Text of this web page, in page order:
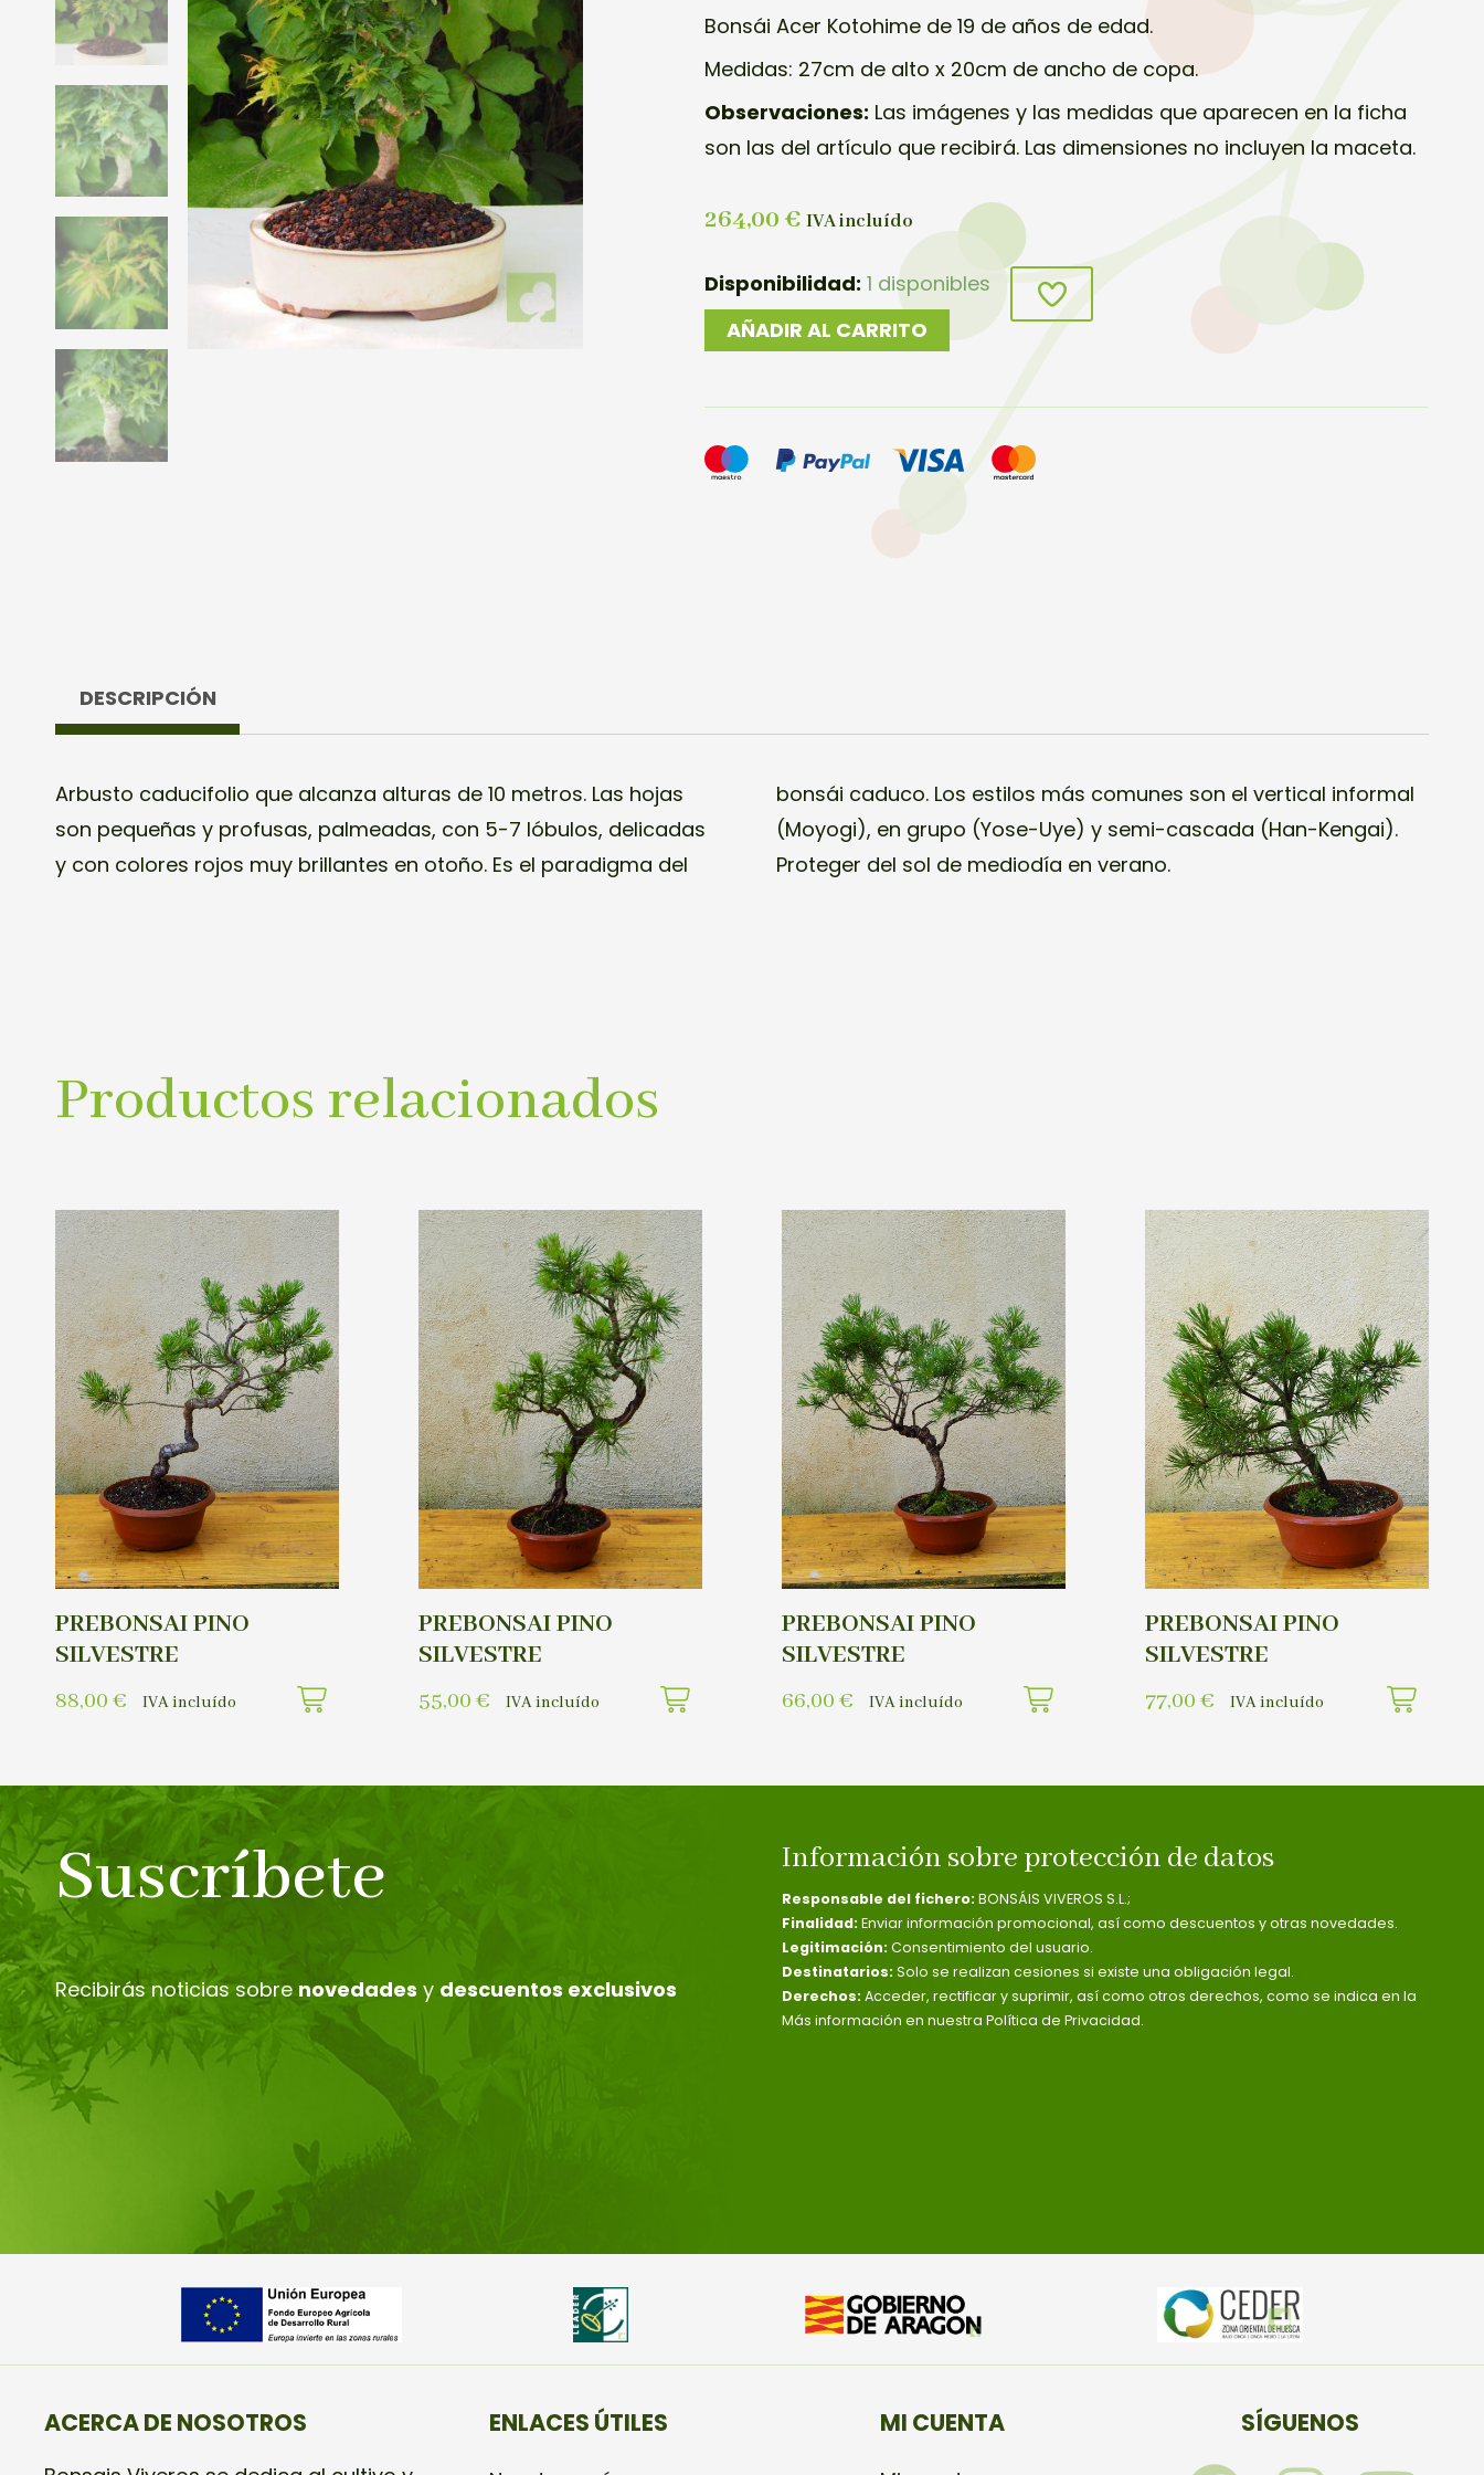
Bonsái Acer Kotohime de 19 de años de edad.
Medidas: 27cm de alto x 20cm de ancho de copa.
Observaciones: Las imágenes y las medidas que aparecen en la ficha
son las del artículo que recibirá. Las dimensiones no incluyen la maceta.
264,00€ IVA incluído
Disponibilidad: 1 disponibles
BONSAI
ACER
KOTOHIME
AÑADIR AL CARRITO
DESCRIPCIÓN
Arbusto caducifolio que alcanza alturas de 10 metros. Las hojas
son pequeñas y profusas, palmeadas, con 5-7 lóbulos, delicadas
y con colores rojos muy brillantes en otoño. Es el paradigma del
bonsái caduco. Los estilos más comunes son el vertical informal
(Moyogi), en grupo (Yose-Uye) y semi-cascada (Han-Kengai).
Proteger del sol de mediodía en verano.
Productos relacionados
PREBONSAI PINO
SILVESTRE
88,00 € IVA incluído
PREBONSAI PINO
SILVESTRE
55,00 € IVA incluído
PREBONSAI PINO
SILVESTRE
66,00 € IVA incluído
PREBONSAI PINO
SILVESTRE
77,00 € IVA incluído
Suscríbete
Recibirás noticias sobre novedades y descuentos exclusivos
Información sobre protección de datos
Responsable del fichero: BONSÁIS VIVEROS S.L.;
Finalidad: Enviar información promocional, así como descuentos y otras novedades.
Legitimación: Consentimiento del usuario.
Destinatarios: Solo se realizan cesiones si existe una obligación legal.
Derechos: Acceder, rectificar y suprimir, así como otros derechos, como se indica en la
Más información en nuestra Política de Privacidad.
ACERCA DE NOSOTROS ENLACES ÚTILES MI CUENTA SÍGUENOS